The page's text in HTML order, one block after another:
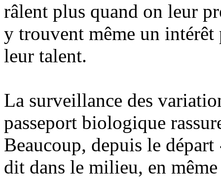
râlent plus quand on leur
y trouvent même un
leur talent.
La surveillance des
passeport biologique
Beaucoup, depuis le
dit dans le milieu, en